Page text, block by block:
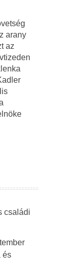
arany
az
családi
és